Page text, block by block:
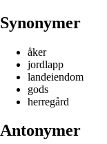
Synonymer
åker
jordlapp
landeiendom
gods
herregård
Antonymer